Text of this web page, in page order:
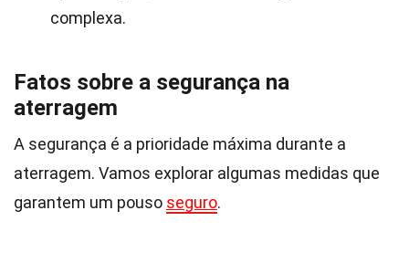
complexa.
Fatos sobre a segurança na
aterragem
A segurança é a prioridade máxima durante a
aterragem. Vamos explorar algumas medidas que
garantem um pouso seguro.